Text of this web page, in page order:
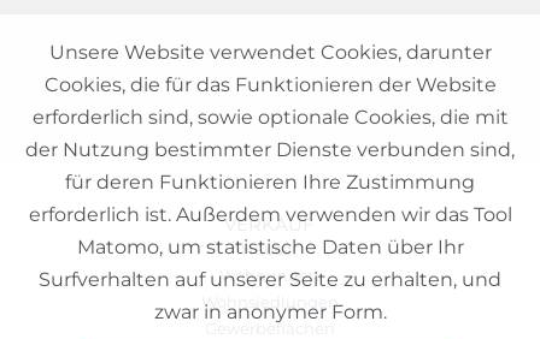
VERKAUF
Häuser
Wohnungen
Wohnsiedlungen
Gewerbeflächen
Unsere Website verwendet Cookies, darunter
Cookies, die für das Funktionieren der Website
erforderlich sind, sowie optionale Cookies, die mit
der Nutzung bestimmter Dienste verbunden sind,
für deren Funktionieren Ihre Zustimmung
erforderlich ist. Außerdem verwenden wir das Tool
Matomo, um statistische Daten über Ihr
Surfverhalten auf unserer Seite zu erhalten, und
zwar in anonymer Form.